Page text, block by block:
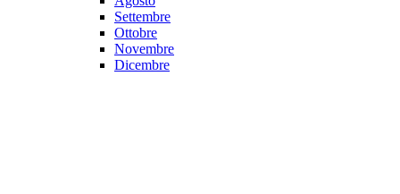
Settembre
Ottobre
Novembre
Dicembre